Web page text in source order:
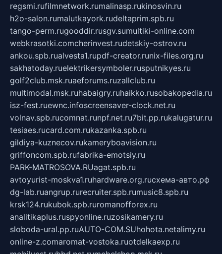
regsmi.rufilmnetwork.rumalinasp.rukinosvin.ru
h2o-salon.rumalutkayork.rudeltaprim.spb.ru
tango-perm.rugooddir.rusgv.sumultiki-online.com
webkrasotki.comcherinvest.rudetskiy-ostrov.ru
ankou.spb.rualvesta1.rupdf-creator.runix-files.org.ru
sakhatoday.ruelektrikersymboler.rusputnikyes.ru
golf2club.msk.ruaeforums.ruzallclub.ru
multimodal.msk.ruhabaigry.ruhaikko.rusobakopedia.ru
isz-fest.ruewnc.infoscreensaver-clock.net.ru
volnav.spb.rucomnat.runpf.net.ru7bit.pp.rukalugatur.ru
tesiaes.rucard.com.rukazanka.spb.ru
gildiya-kuznecov.rukameryboavision.ru
griffoncom.spb.rufabrika-emotsiy.ru
PARK-MATROSOVA.RUagat.spb.ru
avtoyurist-moskva1.ruhardware.org.ruсхема-авто.рф
dg-lab.ruangrup.rurecruiter.spb.rumusic8.spb.ru
krsk124.rukubok.spb.ruromanofforex.ru
analitikaplus.ruspyonline.ruzosikamery.ru
sloboda-ural.pp.ruAUTO-COM.SUhohota.netalimy.ru
online-z.comaromat-vostoka.ruotdelkaexp.ru